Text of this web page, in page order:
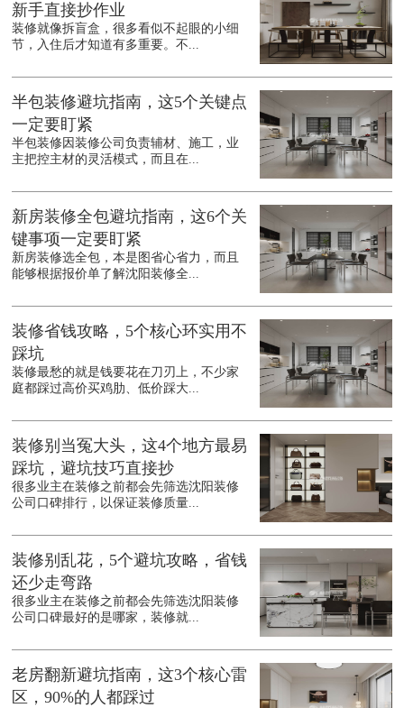
新手直接抄作业
装修就像拆盲盒，很多看似不起眼的小细
节，入住后才知道有多重要。不...
半包装修避坑指南，这5个关键点
一定要盯紧
半包装修因装修公司负责辅材、施工，业
主把控主材的灵活模式，而且在...
新房装修全包避坑指南，这6个关
键事项一定要盯紧
新房装修选全包，本是图省心省力，而且
能够根据报价单了解沈阳装修全...
装修省钱攻略，5个核心环实用不
踩坑
装修最愁的就是钱要花在刀刃上，不少家
庭都踩过高价买鸡肋、低价踩大...
装修别当冤大头，这4个地方最易
踩坑，避坑技巧直接抄
很多业主在装修之前都会先筛选沈阳装修
公司口碑排行，以保证装修质量...
装修别乱花，5个避坑攻略，省钱
还少走弯路
很多业主在装修之前都会先筛选沈阳装修
公司口碑最好的是哪家，装修就...
老房翻新避坑指南，这3个核心雷
区，90%的人都踩过